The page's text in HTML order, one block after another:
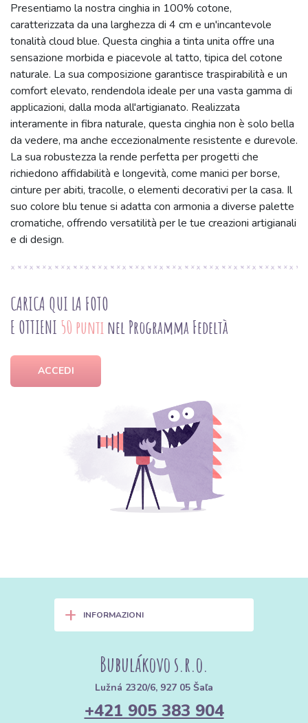
Presentiamo la nostra cinghia in 100% cotone,
caratterizzata da una larghezza di 4 cm e un'incantevole
tonalità cloud blue. Questa cinghia a tinta unita offre una
sensazione morbida e piacevole al tatto, tipica del cotone
naturale. La sua composizione garantisce traspirabilità e un
comfort elevato, rendendola ideale per una vasta gamma di
applicazioni, dalla moda all'artigianato. Realizzata
interamente in fibra naturale, questa cinghia non è solo bella
da vedere, ma anche eccezionalmente resistente e durevole.
La sua robustezza la rende perfetta per progetti che
richiedono affidabilità e longevità, come manici per borse,
cinture per abiti, tracolle, o elementi decorativi per la casa. Il
suo colore blu tenue si adatta con armonia a diverse palette
cromatiche, offrendo versatilità per le tue creazioni artigianali
e di design.
CARICA QUI LA FOTO
E OTTIENI 50 punti nel Programma Fedeltà
ACCEDI
+ INFORMAZIONI
Bubulákovo s.r.o.
Lužná 2320/6, 927 05 Šaľa
+421 905 383 904